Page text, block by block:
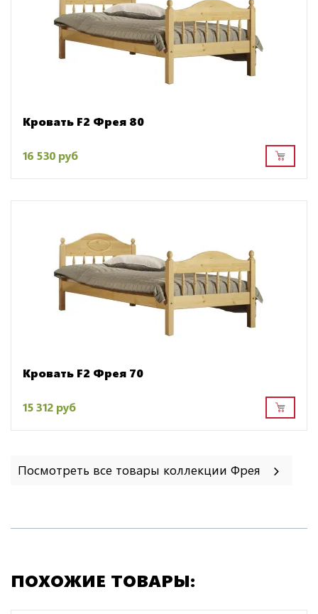
Кровать F2 Фрея 80
16 530 руб
Кровать F2 Фрея 70
15 312 руб
Посмотреть все товары коллекции Фрея
ПОХОЖИЕ ТОВАРЫ: